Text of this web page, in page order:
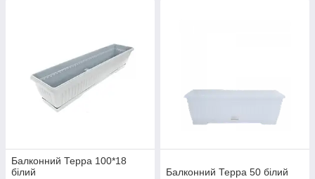
Балконний Терра 100*18
білий
Балконний Терра 50 білий